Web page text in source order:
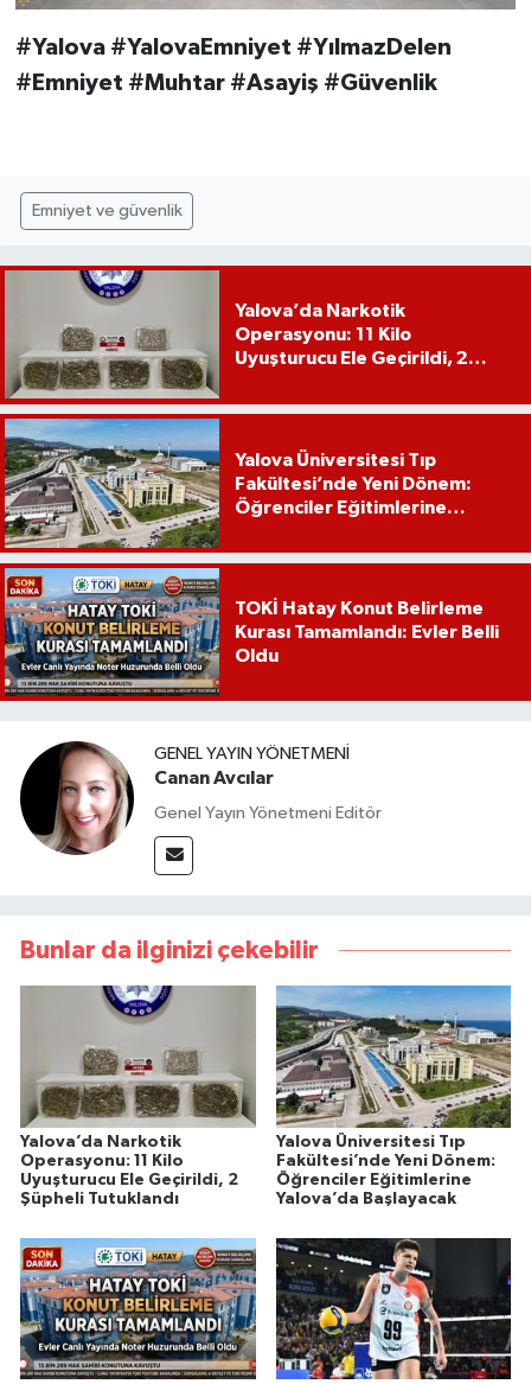
#Yalova #YalovaEmniyet #YılmazDelen
#Emniyet #Muhtar #Asayiş #Güvenlik
Emniyet ve güvenlik
Yalova’da Narkotik
Operasyonu: 11 Kilo
Uyuşturucu Ele Geçirildi, 2
Yalova Üniversitesi Tıp
Fakültesi’nde Yeni Dönem:
Öğrenciler Eğitimlerine
TOKİ Hatay Konut Belirleme
Kurası Tamamlandı: Evler Belli
Oldu
GENEL YAYIN YÖNETMENI
Canan Avcılar
Genel Yayın Yönetmeni Editör
Bunlar da ilginizi çekebilir
Yalova’da Narkotik
Operasyonu: 11 Kilo
Uyuşturucu Ele Geçirildi, 2
Şüpheli Tutuklandı
Yalova Üniversitesi Tıp
Fakültesi’nde Yeni Dönem:
Öğrenciler Eğitimlerine
Yalova’da Başlayacak